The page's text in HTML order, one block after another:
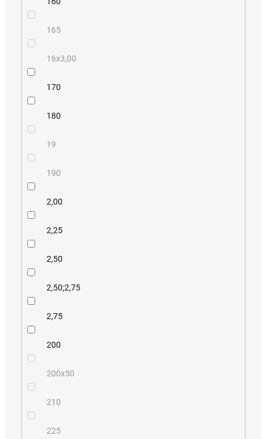
165
16x3,00
170
180
19
190
2,00
2,25
2,50
2,50;2,75
2,75
200
200x50
210
225